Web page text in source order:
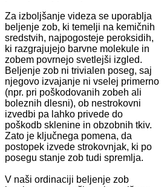
Za izboljšanje videza se uporablja
beljenje zob, ki temelji na kemičnih
sredstvih, najpogosteje peroksidih,
ki razgrajujejo barvne molekule in
zobem povrnejo svetlejši izgled.
Beljenje zob ni trivialen poseg, saj
njegovo izvajanje ni vselej primerno
(npr. pri poškodovanih zobeh ali
boleznih dlesni), ob nestrokovni
izvedbi pa lahko privede do
poškodb sklenine in obzobnih tkiv.
Zato je ključnega pomena, da
postopek izvede strokovnjak, ki po
posegu stanje zob tudi spremlja.
V naši ordinaciji beljenje zob